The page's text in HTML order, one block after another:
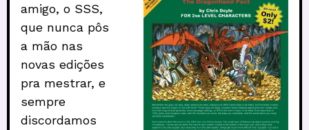
amigo, o SSS,
que nunca pôs
a mão nas
novas edições
pra mestrar, e
sempre
discordamos